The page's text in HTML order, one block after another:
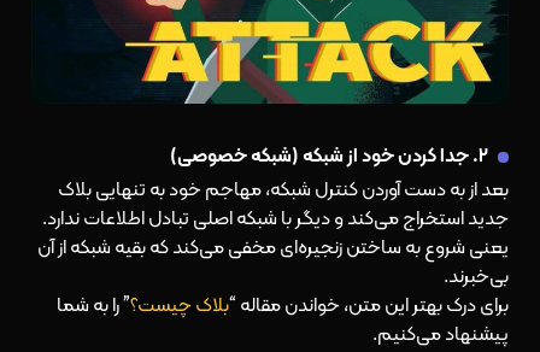
۲. جدا کردن خود از شبکه (شبکه خصوصی)
بعد از به دست آوردن کنترل شبکه، مهاجم خود به تنهایی بلاک
جدید استخراج می‌کند و دیگر با شبکه اصلی تبادل اطلاعات ندارد.
یعنی شروع به ساختن زنجیره‌ای مخفی می‌کند که بقیه شبکه از آن
بی‌خبرند.
برای درک بهتر این متن، خواندن مقاله “بلاک چیست؟” را به شما
پیشنهاد می‌کنیم.